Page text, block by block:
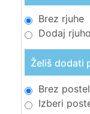
Brez rjuhe
Dodaj rjuho
Želiš dodati
Brez
Izberi